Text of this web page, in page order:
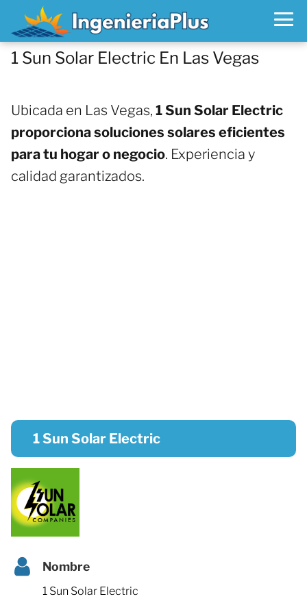
1 Sun Solar Electric En Las Vegas
Ubicada en Las Vegas, 1 Sun Solar Electric
proporciona soluciones solares eficientes
para tu hogar o negocio. Experiencia y
calidad garantizados.
1 Sun Solar Electric
Nombre
1 Sun Solar Electric